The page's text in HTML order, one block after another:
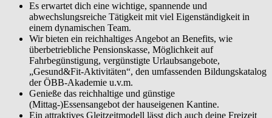
Es erwartet dich eine wichtige, spannende und
abwechslungsreiche Tätigkeit mit viel Eigenständigkeit in
einem dynamischen Team.
Wir bieten ein reichhaltiges Angebot an Benefits, wie
überbetriebliche Pensionskasse, Möglichkeit auf
Fahrbegünstigung, vergünstigte Urlaubsangebote,
„Gesund&Fit-Aktivitäten“, den umfassenden Bildungskatalog
der ÖBB-Akademie u.v.m.
Genieße das reichhaltige und günstige
(Mittag-)Essensangebot der hauseigenen Kantine.
Ein attraktives Gleitzeitmodell lässt dich auch deine Freizeit